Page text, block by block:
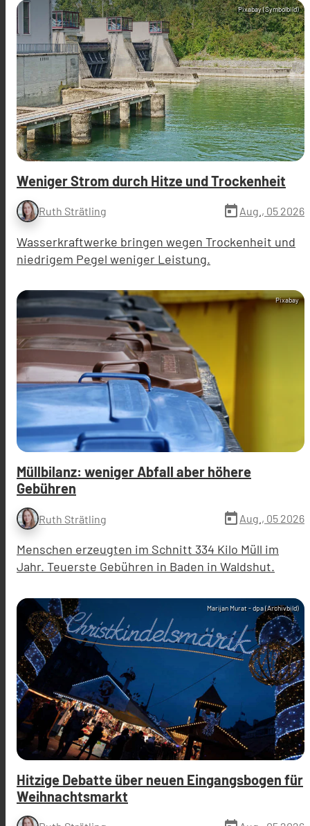
Pixabay (Symbolbild)
Weniger Strom durch Hitze und Trockenheit
Ruth Strätling today Aug., 05 2026
Wasserkraftwerke bringen wegen Trockenheit und
niedrigem Pegel weniger Leistung.
Pixabay
Müllbilanz: weniger Abfall aber höhere
Gebühren
Ruth Strätling today Aug., 05 2026
Menschen erzeugten im Schnitt 334 Kilo Müll im
Jahr. Teuerste Gebühren in Baden in Waldshut.
Marijan Murat - dpa (Archivbild)
Hitzige Debatte über neuen Eingangsbogen für
Weihnachtsmarkt